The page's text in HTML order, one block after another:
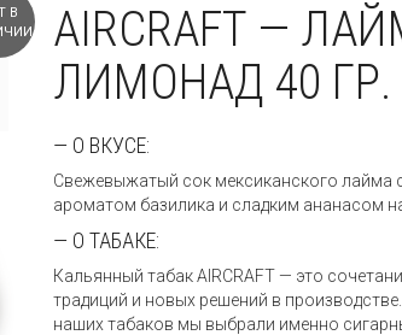
В
AIRCRAFT —
ЛИМОНАД 40 ГР.
— О ВКУСЕ:
Свежевыжатый сок мексиканского лайма
ароматом базилика и сладким ананасом
— О ТАБАКЕ:
Кальянный табак AIRCRAFT — это
традиций и новых решений в
наших табаков мы выбрали именно